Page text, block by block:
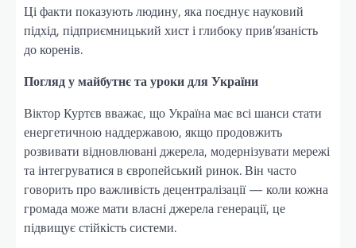
Ці факти показують людину, яка поєднує науковий
підхід, підприємницький хист і глибоку прив’язаність
до коренів.
Погляд у майбутнє та уроки для України
Віктор Куртєв вважає, що Україна має всі шанси стати
енергетичною наддержавою, якщо продовжить
розвивати відновлювані джерела, модернізувати мережі
та інтегруватися в європейський ринок. Він часто
говорить про важливість децентралізації — коли кожна
громада може мати власні джерела генерації, це
підвищує стійкість системи.